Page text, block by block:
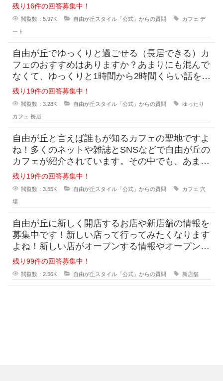
的には最高です。おしゃれな印象があるためデー
ト先
残り16件の回答募集中！
閲覧数：5.97K 自由が丘スタイル「公式」からの質問 カフェ デ
ート
自由が丘でゆっくりと過ごせる（長居できる）カ
フェのおすすめはありますか？あまりにも混んで
なくて、ゆっくりと1時間から2時間くらい話をし
たり、少しPCをしたりと出来るようなカフェだ
と
残り19件の回答募集中！
閲覧数：3.28K 自由が丘スタイル「公式」からの質問 ゆったり
カフェ 長居
自由が丘と言えば誰もが知るカフェの聖地ですよ
ね！多くのネットや雑誌とSNSなどで自由が丘の
カフェが紹介されています。その中でも、あまり
知られていない穴場を知りたいと思っている方は
多
残り19件の回答募集中！
閲覧数：3.55K 自由が丘スタイル「公式」からの質問 カフェ 穴
場
自由が丘に新しく開店するお店や新店舗の情報を
募集中です！新しい店って行ってみたくなります
よね！新しい店がオープンする情報やオープンし
た情報を幅広く募集中です。自由が丘のお店なら
カフ
残り99件の回答募集中！
閲覧数：2.56K 自由が丘スタイル「公式」からの質問 新店舗